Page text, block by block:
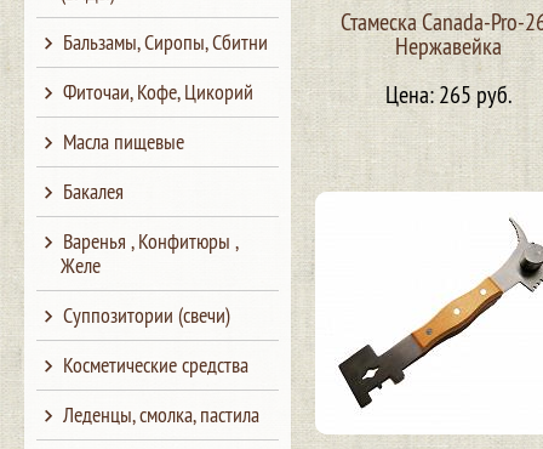
Стамеска Canada-Pro-
Нержавейка
Цена: 265 руб.
Бальзамы, Сиропы, Сбитни
Фиточаи, Кофе, Цикорий
Масла пищевые
Бакалея
Варенья , Конфитюры ,
Желе
Суппозитории (свечи)
Косметические средства
Леденцы, смолка, пастила